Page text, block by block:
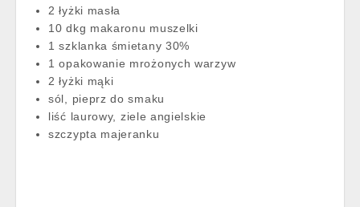
2 łyżki masła
10 dkg makaronu muszelki
1 szklanka śmietany 30%
1 opakowanie mrożonych warzyw
2 łyżki mąki
sól, pieprz do smaku
liść laurowy, ziele angielskie
szczypta majeranku